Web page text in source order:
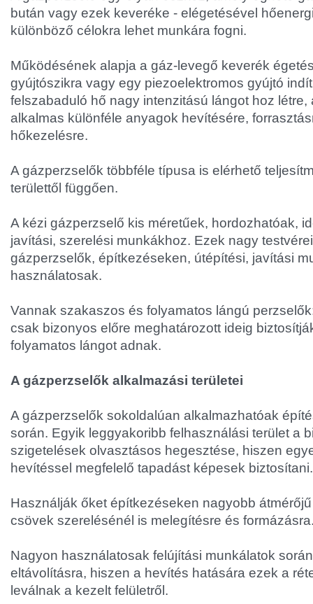
bután vagy ezek keveréke - elégetésével
különböző célokra lehet munkára fogni.
Működésének alapja a gáz-levegő keverék
gyújtószikra vagy egy piezoelektromos gyújtó
felszabaduló hő nagy intenzitású lángot hoz létre,
alkalmas különféle anyagok hevítésére,
hőkezelésre.
A gázperzselők többféle típusa is elérhető
területtől függően.
A kézi gázperzselő kis méretűek, hordozhatóak,
javítási, szerelési munkákhoz. Ezek nagy
gázperzselők, építkezéseken, útépítési, javítási
használatosak.
Vannak szakaszos és folyamatos lángú
csak bizonyos előre meghatározott ideig
folyamatos lángot adnak.
A gázperzselők alkalmazási területei
A gázperzselők sokoldalúan alkalmazhatóak
során. Egyik leggyakoribb felhasználási terület a
szigetelések olvasztásos hegesztése, hiszen
hevítéssel megfelelő tapadást képesek biztosítani.
Használják őket építkezéseken nagyobb
csövek szerelésénél is melegítésre és
Nagyon használatosak felújítási munkálatok
eltávolításra, hiszen a hevítés hatására ezek a
leválnak a kezelt felületről.